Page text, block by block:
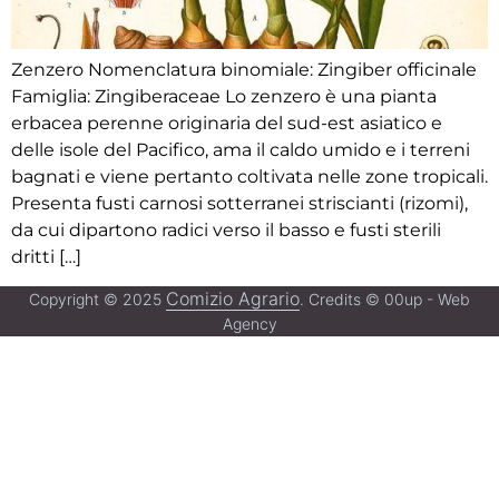
Zenzero Nomenclatura binomiale: Zingiber officinale
Famiglia: Zingiberaceae Lo zenzero è una pianta
erbacea perenne originaria del sud-est asiatico e
delle isole del Pacifico, ama il caldo umido e i terreni
bagnati e viene pertanto coltivata nelle zone tropicali.
Presenta fusti carnosi sotterranei striscianti (rizomi),
da cui dipartono radici verso il basso e fusti sterili
dritti […]
Copyright © 2025 Comizio Agrario. Credits © 00up - Web
Agency